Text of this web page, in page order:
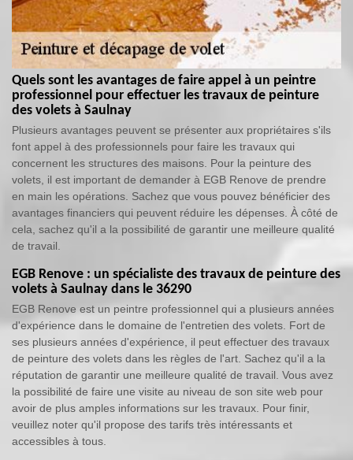
Quels sont les avantages de faire appel à un peintre
professionnel pour effectuer les travaux de peinture
des volets à Saulnay
Plusieurs avantages peuvent se présenter aux propriétaires s'ils
font appel à des professionnels pour faire les travaux qui
concernent les structures des maisons. Pour la peinture des
volets, il est important de demander à EGB Renove de prendre
en main les opérations. Sachez que vous pouvez bénéficier des
avantages financiers qui peuvent réduire les dépenses. À côté de
cela, sachez qu'il a la possibilité de garantir une meilleure qualité
de travail.
EGB Renove : un spécialiste des travaux de peinture des
volets à Saulnay dans le 36290
EGB Renove est un peintre professionnel qui a plusieurs années
d'expérience dans le domaine de l'entretien des volets. Fort de
ses plusieurs années d'expérience, il peut effectuer des travaux
de peinture des volets dans les règles de l'art. Sachez qu'il a la
réputation de garantir une meilleure qualité de travail. Vous avez
la possibilité de faire une visite au niveau de son site web pour
avoir de plus amples informations sur les travaux. Pour finir,
veuillez noter qu'il propose des tarifs très intéressants et
accessibles à tous.